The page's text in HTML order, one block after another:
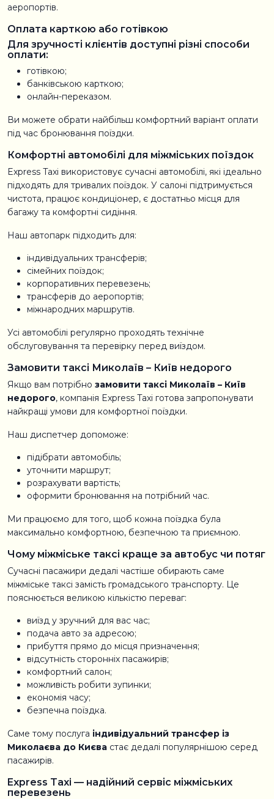
аеропортів.
Оплата карткою або готівкою
Для зручності клієнтів доступні різні способи
оплати:
готівкою;
банківською карткою;
онлайн-переказом.
Ви можете обрати найбільш комфортний варіант оплати
під час бронювання поїздки.
Комфортні автомобілі для міжміських поїздок
Express Taxi використовує сучасні автомобілі, які ідеально
підходять для тривалих поїздок. У салоні підтримується
чистота, працює кондиціонер, є достатньо місця для
багажу та комфортні сидіння.
Наш автопарк підходить для:
індивідуальних трансферів;
сімейних поїздок;
корпоративних перевезень;
трансферів до аеропортів;
міжнародних маршрутів.
Усі автомобілі регулярно проходять технічне
обслуговування та перевірку перед виїздом.
Замовити таксі Миколаїв – Київ недорого
Якщо вам потрібно замовити таксі Миколаїв – Київ
недорого, компанія Express Taxi готова запропонувати
найкращі умови для комфортної поїздки.
Наш диспетчер допоможе:
підібрати автомобіль;
уточнити маршрут;
розрахувати вартість;
оформити бронювання на потрібний час.
Ми працюємо для того, щоб кожна поїздка була
максимально комфортною, безпечною та приємною.
Чому міжміське таксі краще за автобус чи потяг
Сучасні пасажири дедалі частіше обирають саме
міжміське таксі замість громадського транспорту. Це
пояснюється великою кількістю переваг:
виїзд у зручний для вас час;
подача авто за адресою;
прибуття прямо до місця призначення;
відсутність сторонніх пасажирів;
комфортний салон;
можливість робити зупинки;
економія часу;
безпечна поїздка.
Саме тому послуга індивідуальний трансфер із
Миколаєва до Києва стає дедалі популярнішою серед
пасажирів.
Express Taxi — надійний сервіс міжміських
перевезень